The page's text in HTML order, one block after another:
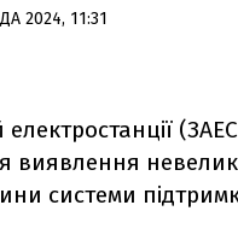
2024, 11:31
електростанції
виявлення
системи